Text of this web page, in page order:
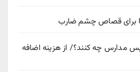
برای قصاص چشم ضارب
مدارس چه کنند؟/ از هزینه اضافه